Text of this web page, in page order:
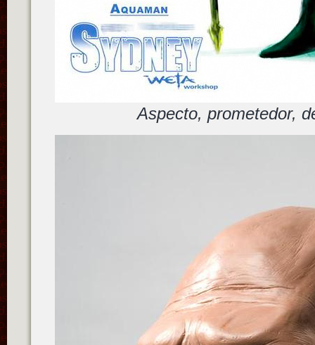
Aspecto, prometedor,